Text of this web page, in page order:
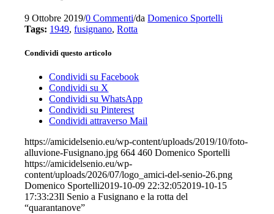
9 Ottobre 2019/0 Commenti/daDomenico Sportelli
Tags: 1949,fusignano,Rotta
Condividi questo articolo
Condividi su Facebook
Condividi su X
Condividi su WhatsApp
Condividi su Pinterest
Condividi attraverso Mail
https://amicidelsenio.eu/wp-content/uploads/2019/10/foto-
alluvione-Fusignano.jpg 664 460 Domenico Sportelli
https://amicidelsenio.eu/wp-
content/uploads/2026/07/logo_amici-del-senio-26.png
Domenico Sportelli2019-10-09 22:32:052019-10-15
17:33:23Il Senio a Fusignano e la rotta del
“quarantanove”